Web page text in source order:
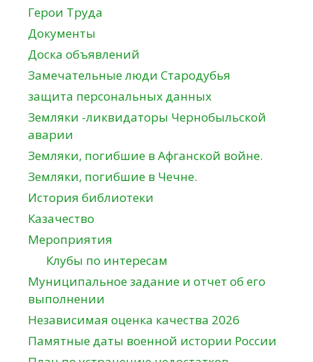
Герои Труда
Документы
Доска объявлений
Замечательные люди Стародубья
защита персональных данных
Земляки -ликвидаторы Чернобыльской
аварии
Земляки, погибшие в Афганской войне.
Земляки, погибшие в Чечне.
История библиотеки
Казачество
Мероприятия
Клубы по интересам
Муниципальное задание и отчет об его
выполнении
Независимая оценка качества 2026
Памятные даты военной истории России